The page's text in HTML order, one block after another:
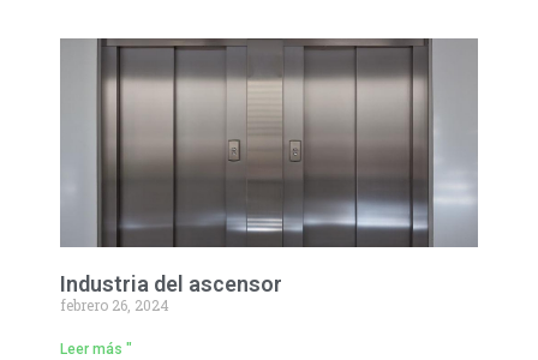
Industria del ascensor
febrero 26, 2024
Leer más "